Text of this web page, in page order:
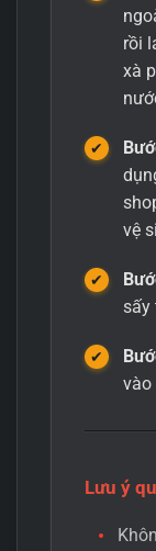
rồi
xà
vệ
sấy
vào
Lưu ý